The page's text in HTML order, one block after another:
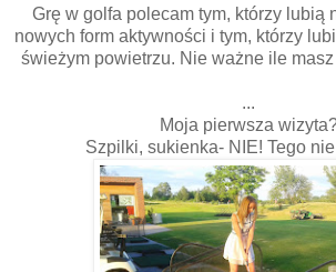
Grę w golfa polecam tym, którzy lubią
nowych form aktywności i tym, którzy
świeżym powietrzu. Nie ważne ile
...
Moja pierwsza
Szpilki, sukienka- NIE! Tego